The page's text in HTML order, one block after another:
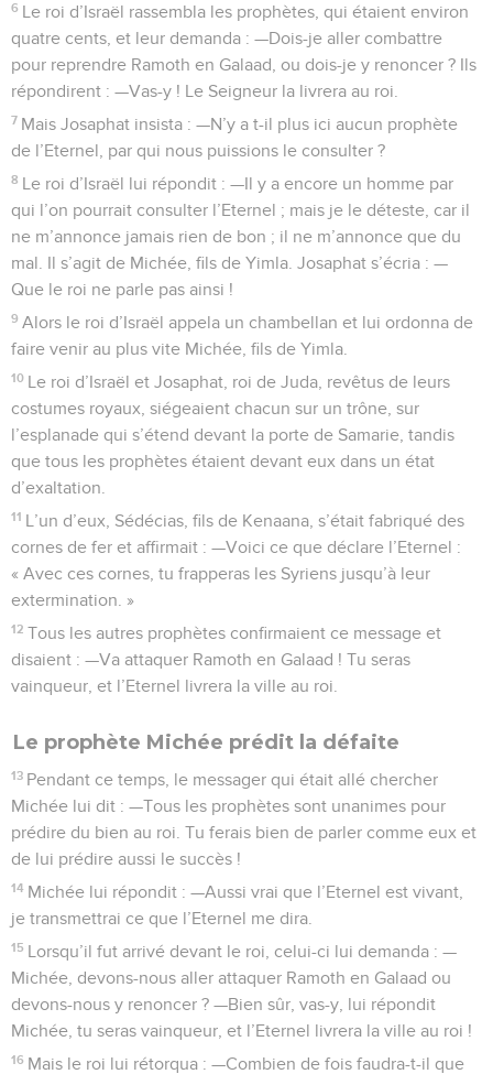
6 Le roi d’Israël rassembla les prophètes, qui étaient environ
quatre cents, et leur demanda : —Dois-je aller combattre
pour reprendre Ramoth en Galaad, ou dois-je y renoncer ? Ils
répondirent : —Vas-y ! Le Seigneur la livrera au roi.
7 Mais Josaphat insista : —N’y a t-il plus ici aucun prophète
de l’Eternel, par qui nous puissions le consulter ?
8 Le roi d’Israël lui répondit : —Il y a encore un homme par
qui l’on pourrait consulter l’Eternel ; mais je le déteste, car il
ne m’annonce jamais rien de bon ; il ne m’annonce que du
mal. Il s’agit de Michée, fils de Yimla. Josaphat s’écria : —
Que le roi ne parle pas ainsi !
9 Alors le roi d’Israël appela un chambellan et lui ordonna de
faire venir au plus vite Michée, fils de Yimla.
10 Le roi d’Israël et Josaphat, roi de Juda, revêtus de leurs
costumes royaux, siégeaient chacun sur un trône, sur
l’esplanade qui s’étend devant la porte de Samarie, tandis
que tous les prophètes étaient devant eux dans un état
d’exaltation.
11 L’un d’eux, Sédécias, fils de Kenaana, s’était fabriqué des
cornes de fer et affirmait : —Voici ce que déclare l’Eternel :
« Avec ces cornes, tu frapperas les Syriens jusqu’à leur
extermination. »
12 Tous les autres prophètes confirmaient ce message et
disaient : —Va attaquer Ramoth en Galaad ! Tu seras
vainqueur, et l’Eternel livrera la ville au roi.
Le prophète Michée prédit la défaite
13 Pendant ce temps, le messager qui était allé chercher
Michée lui dit : —Tous les prophètes sont unanimes pour
prédire du bien au roi. Tu ferais bien de parler comme eux et
de lui prédire aussi le succès !
14 Michée lui répondit : —Aussi vrai que l’Eternel est vivant,
je transmettrai ce que l’Eternel me dira.
15 Lorsqu’il fut arrivé devant le roi, celui-ci lui demanda : —
Michée, devons-nous aller attaquer Ramoth en Galaad ou
devons-nous y renoncer ? —Bien sûr, vas-y, lui répondit
Michée, tu seras vainqueur, et l’Eternel livrera la ville au roi !
16 Mais le roi lui rétorqua : —Combien de fois faudra-t-il que